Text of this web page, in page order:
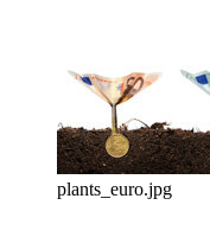
plants_euro.jpg